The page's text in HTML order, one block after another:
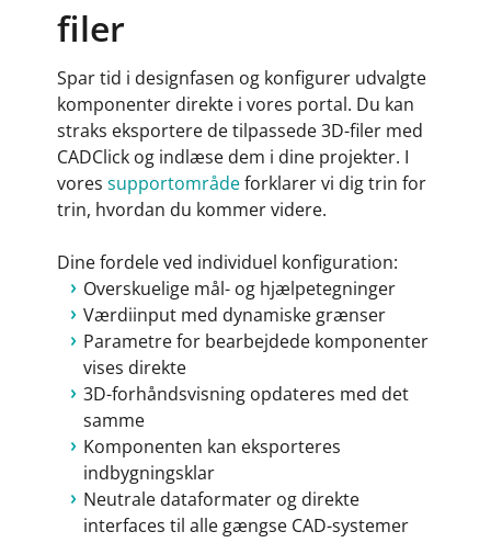
filer
Spar tid i designfasen og konfigurer udvalgte
komponenter direkte i vores portal. Du kan
straks eksportere de tilpassede 3D-filer med
CADClick og indlæse dem i dine projekter. I
vores supportområdeforklarer vi dig trin for
trin, hvordan du kommer videre.
Dine fordele ved individuel konfiguration:
Overskuelige mål- og hjælpetegninger
Værdiinput med dynamiske grænser
Parametre for bearbejdede komponenter
vises direkte
3D-forhåndsvisning opdateres med det
samme
Komponenten kan eksporteres
indbygningsklar
Neutrale dataformater og direkte
interfaces til alle gængse CAD-systemer